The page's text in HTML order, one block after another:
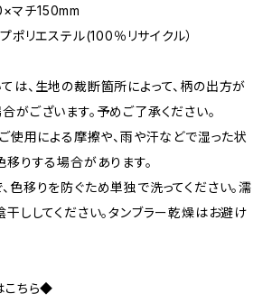
マチ150mm
ポリエステル(100％リサイクル）
は、生地の裁断箇所によって、柄の出方が
がございます。予めご了承ください。
使用による摩擦や、雨や汗などで湿った状
移りする場合があります。
移りを防ぐため単独で洗ってください。濡
干ししてください。タンブラー乾燥はお避け
こちら◆